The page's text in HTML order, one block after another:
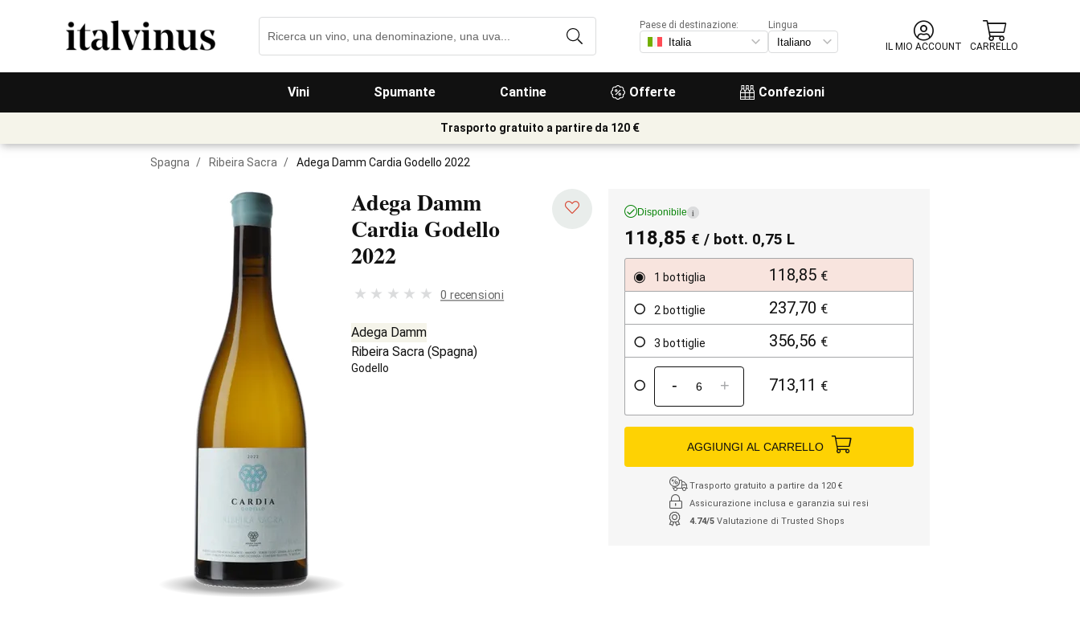
Vini Spumante Cantine Offerte Confezioni
Paese di destinazione:
Lingua
IL MIO ACCOUNT
CARRELLO
Trasporto gratuito a partire da 120 €
Spagna / Ribeira Sacra / Adega Damm Cardia Godello 2022
Adega Damm
Cardia Godello
2022
0 recensioni
Adega Damm
Ribeira Sacra (Spagna)
Godello
Disponibile i
118,85 € / bott. 0,75 L
1 bottiglia 118,85 €
2 bottiglie 237,70 €
3 bottiglie 356,56 €
- + 713,11 €
AGGIUNGI AL CARRELLO
Trasporto gratuito a partire da 120 €
Assicurazione inclusa e garanzia sui resi
4.74/5 Valutazione di Trusted Shops